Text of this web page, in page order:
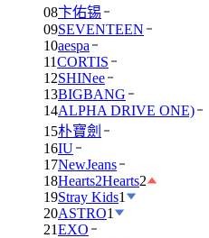
08卞佑锡
09SEVENTEEN
10aespa
11CORTIS
12SHINee
13BIGBANG
14ALPHA DRIVE ONE)
15朴寶劍
16IU
17NewJeans
18Hearts2Hearts2
19Stray Kids1
20ASTRO1
21EXO